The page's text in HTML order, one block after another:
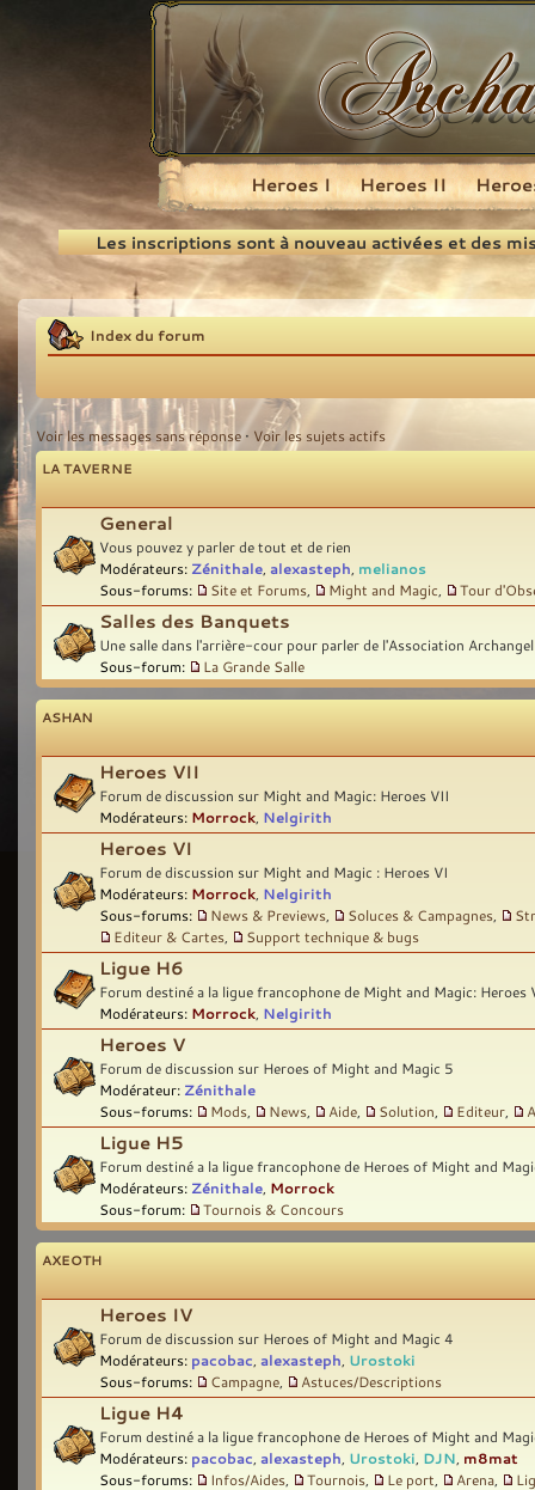
Recherche
Heroes I Heroes II
Les inscriptions sont à nouveau activées et des
Index du forum
Voir les messages sans réponse • Voir les sujets actifs
LA TAVERNE
General
Vous pouvez y parler de tout et de rien
Modérateurs: Zénithale alexasteph melianos
Sous-forums:
Site et Forums Might and Magic Tour
Salles des Banquets
Une salle dans l'arrière-cour pour parler de l'Association
Sous-forum:
La Grande Salle
ASHAN
Heroes VII
Forum de discussion sur Might and Magic: Heroes VII
Modérateurs: Morrock Nelgirith
Heroes VI
Forum de discussion sur Might and Magic : Heroes VI
Modérateurs: Morrock Nelgirith
Sous-forums:
News & Previews Soluces & Campagnes
Editeur & Cartes
Support technique & bugs
Ligue H6
Forum destiné a la ligue francophone de Might and Magic: Heroes
Modérateurs: Morrock Nelgirith
Heroes V
Forum de discussion sur Heroes of Might and Magic 5
Modérateur: Zénithale
Sous-forums:
Mods News Aide Solution Editeur
Ligue H5
Forum destiné a la ligue francophone de Heroes of Might and
Modérateurs: Zénithale Morrock
Sous-forum:
Tournois & Concours
AXEOTH
Heroes IV
Forum de discussion sur Heroes of Might and Magic 4
Modérateurs: pacobac alexasteph Urostoki
Sous-forums:
Campagne Astuces/Descriptions
Ligue H4
Forum destiné a la ligue francophone de Heroes of Might and
Modérateurs: pacobac alexasteph Urostoki DJN m8mat
Sous-forums:
Infos/Aides Tournois Le port Arena